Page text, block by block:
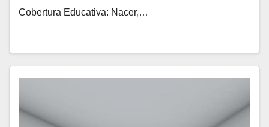
Cobertura Educativa: Nacer,…